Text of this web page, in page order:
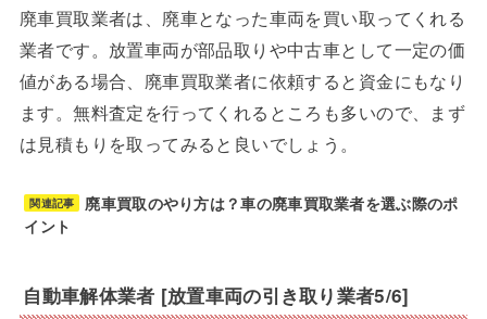
廃車買取業者は、廃車となった車両を買い取ってくれる
業者です。放置車両が部品取りや中古車として一定の価
値がある場合、廃車買取業者に依頼すると資金にもなり
ます。無料査定を行ってくれるところも多いので、まず
は見積もりを取ってみると良いでしょう。
関連記事
廃車買取のやり方は？車の廃車買取業者を選ぶ際のポ
イント
自動車解体業者 [放置車両の引き取り業者5/6]